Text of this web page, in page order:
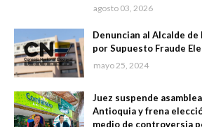
agosto 03, 2026
Denuncian al Alcalde
por Supuesto Fraude
mayo 25, 2024
Juez suspende
Antioquia y frena
medio de controversia